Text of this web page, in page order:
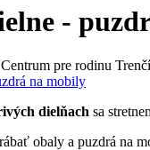
-
Centrum pre rodinu
dielňach sa
obaly a puzdrá na